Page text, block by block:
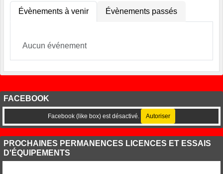
Évènements à venir Évènements passés
Aucun événement
FACEBOOK
Facebook (like box) est désactivé. Autoriser
PROCHAINES PERMANENCES LICENCES ET ESSAIS
D'ÉQUIPEMENTS